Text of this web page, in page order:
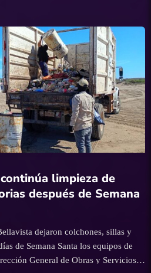
tranquilidad a las familias que
recreativos y ceremoniales del
Sinaloa registró una afluencia de
Asimismo, en la Semana
rescate brindaron 913 atenciones
y picaduras; también 81
agua, lo […]
trending_flat
limpieza de
después de Semana
dejaron colchones, sillas y
de Semana Santa los equipos de
General de Obras y Servicios